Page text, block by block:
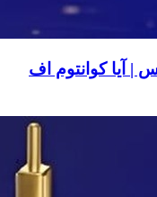
| آیا کوانتوم اف